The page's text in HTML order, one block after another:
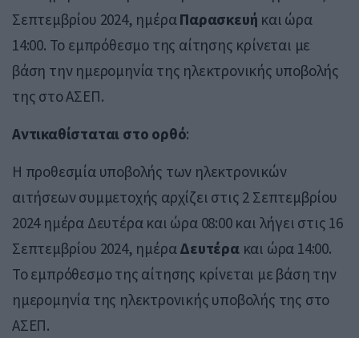
Σεπτεμβρίου 2024, ημέραΠαρασκευή και ώρα
14:00. Το εμπρόθεσμο της αίτησης κρίνεται με
βάση την ημερομηνία της ηλεκτρονικής υποβολής
της στο ΑΣΕΠ.
Αντικαθίσταται στο ορθό:
Η προθεσμία υποβολής των ηλεκτρονικών
αιτήσεων συμμετοχής αρχίζει στις 2 Σεπτεμβρίου
2024 ημέρα Δευτέρα και ώρα 08:00 και λήγει στις 16
Σεπτεμβρίου 2024, ημέραΔευτέρα και ώρα 14:00.
Το εμπρόθεσμο της αίτησης κρίνεται με βάση την
ημερομηνία της ηλεκτρονικής υποβολής της στο
ΑΣΕΠ.